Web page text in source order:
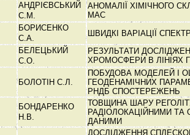
АНДРІЄВСЬКИЙ
С.М.
АНОМАЛІЇ ХІМІЧНОГО
МАС
БОРИСЕНКО
С.А.
ШВИДКІ ВАРІАЦІЇ
БЕЛЕЦЬКИЙ
С.О.
РЕЗУЛЬТАТИ
ХРОМОСФЕРИ В ЛІНІЯХ
БОЛОТІН С.Л.
ПОБУДОВА МОДЕЛЕЙ І
ГЕОДЕНАМІЧНИХ
РНДБ СПОСТЕРЕЖЕНЬ
БОНДАРЕНКО
Н.В.
ТОВЩИНА ШАРУ
РАДІОЛОКАЦІЙНИМИ ТА
ДАНИМИ
ДОСЛІДЖЕННЯ